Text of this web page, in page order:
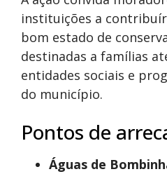
instituições a
bom estado de
destinadas a famílias
entidades sociais e
do município.
Pontos de
Águas de